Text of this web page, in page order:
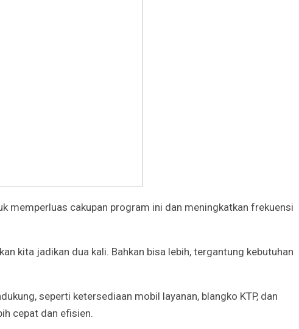
memperluas cakupan program ini dan meningkatkan frekuensi
kita jadikan dua kali. Bahkan bisa lebih, tergantung kebutuhan
seperti ketersediaan mobil layanan, blangko KTP, dan
cepat dan efisien.